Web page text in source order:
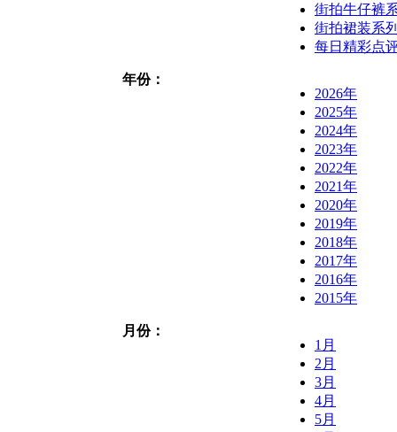
街拍牛仔裤
街拍裙装系
每日精彩点
年份：
2026年
2025年
2024年
2023年
2022年
2021年
2020年
2019年
2018年
2017年
2016年
2015年
月份：
1月
2月
3月
4月
5月